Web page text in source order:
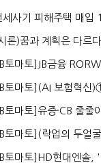
억 베팅…가...
세사기 피해주택 매입
적 피해자 4만2...
론)꿈과 계획은 다르다
토마토]JB금융
적 견인은 은행 ...
토마토](AI 보험혁신
개선…현실...
토마토]유증·CB 줄
벌점 급증에 ...
토마토](락업의 두얼
첫날 매도…FI ...
토마토]HD현대엔솔,